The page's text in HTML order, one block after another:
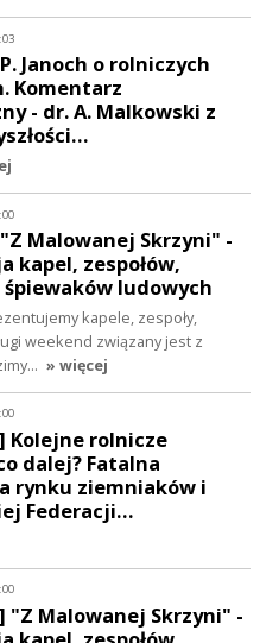
Janoch o rolniczych
Komentarz
- dr. A. Malkowski z
"Z Malowanej Skrzyni" -
kapel, zespołów,
ludowych
kapele, zespoły,
weekend związany jest z
» więcej
Kolejne rolnicze
dalej? Fatalna
rynku ziemniaków i
Federacji…
"Z Malowanej Skrzyni" -